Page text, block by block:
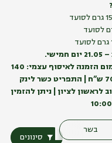
מינימום הזמנה למשלוח: 300 ש”ח | מינימום הזמנה לאיסוף עצמי: 140
לינק
לראשון לציון | ניתן להזמין
סינונים
בשר